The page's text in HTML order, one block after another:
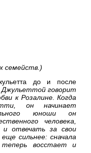
семейств.)
до и после
Джульеттой говорит
к Розалине. Когда
он начинает
юноши он
человека,
и отвечать за свои
сильнее: сначала
теперь восстает и